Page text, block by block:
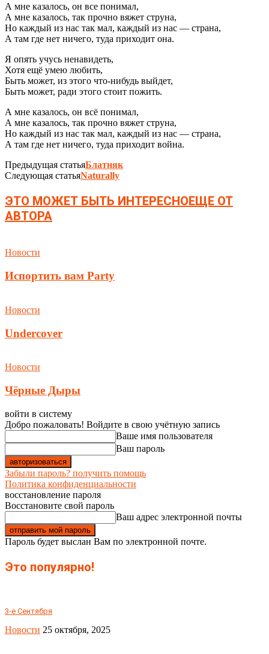
А мне казалось, он все понимал,
А мне казалось, так прочно вяжет струна,
Но каждый из нас так мал, каждый из нас — страна,
А там где нет ничего, туда приходит она.
Я опять учусь ненавидеть,
Хотя ещё умею любить,
Быть может, из этого что-нибудь выйдет,
Быть может, ради этого стоит пожить.
А мне казалось, он всё понимал,
А мне казалось, так прочно вяжет струна,
Но каждый из нас так мал, каждый из нас — страна,
А там где нет ничего, туда приходит война.
Предыдущая статьяБлатняк
Следующая статьяNaturally
ЭТО МОЖЕТ БЫТЬ ИНТЕРЕСНОЕЩЕ ОТ
АВТОРА
Новости
Испортить вам Party
Новости
Undercover
Новости
Чёрные Дыры
войти в систему
Добро пожаловать! Войдите в свою учётную запись
Ваше имя пользователя
Ваш пароль
Забыли пароль? получить помощь
Политика конфиденциальности
восстановление пароля
Восстановите свой пароль
Ваш адрес электронной почты
Пароль будет выслан Вам по электронной почте.
Это популярно!
3-е Сентября
Новости 25 октября, 2025